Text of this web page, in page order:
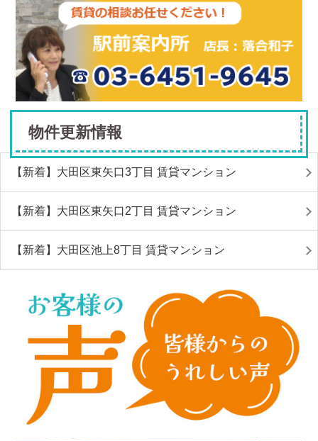
物件更新情報
【新着】大田区東矢口3丁目 賃貸マンション
【新着】大田区東矢口2丁目 賃貸マンション
【新着】大田区池上8丁目 賃貸マンション